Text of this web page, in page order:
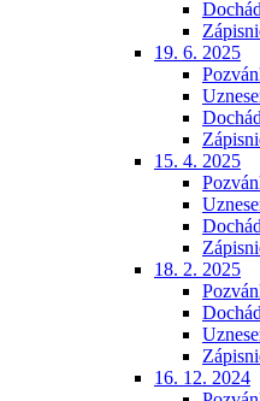
19. 6. 2025
15. 4. 2025
18. 2. 2025
16. 12. 2024